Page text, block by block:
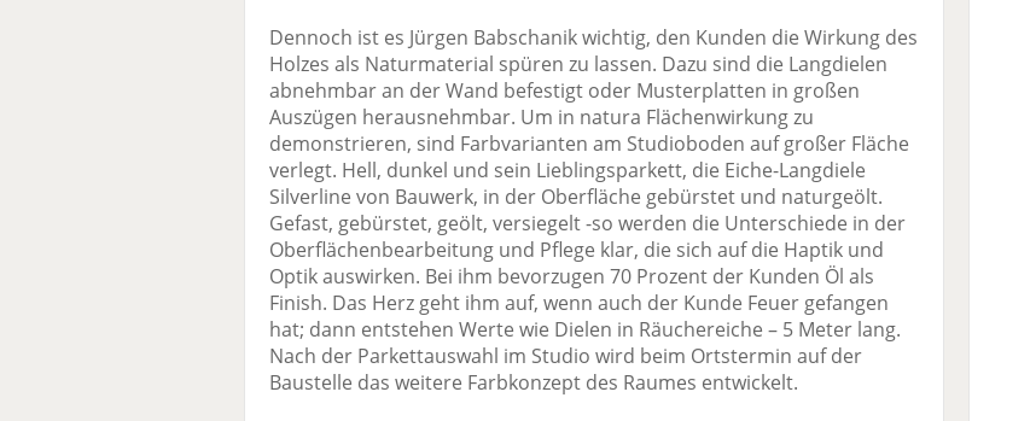
Dennoch ist es Jürgen Babschanik wichtig, den Kunden die Wirkung des
Holzes als Naturmaterial spüren zu lassen. Dazu sind die Langdielen
abnehmbar an der Wand befestigt oder Musterplatten in großen
Auszügen herausnehmbar. Um in natura Flächenwirkung zu
demonstrieren, sind Farbvarianten am Studioboden auf großer Fläche
verlegt. Hell, dunkel und sein Lieblingsparkett, die Eiche-Langdiele
Silverline von Bauwerk, in der Oberfläche gebürstet und naturgeölt.
Gefast, gebürstet, geölt, versiegelt -so werden die Unterschiede in der
Oberflächenbearbeitung und Pflege klar, die sich auf die Haptik und
Optik auswirken. Bei ihm bevorzugen 70 Prozent der Kunden Öl als
Finish. Das Herz geht ihm auf, wenn auch der Kunde Feuer gefangen
hat; dann entstehen Werte wie Dielen in Räuchereiche – 5 Meter lang.
Nach der Parkettauswahl im Studio wird beim Ortstermin auf der
Baustelle das weitere Farbkonzept des Raumes entwickelt.